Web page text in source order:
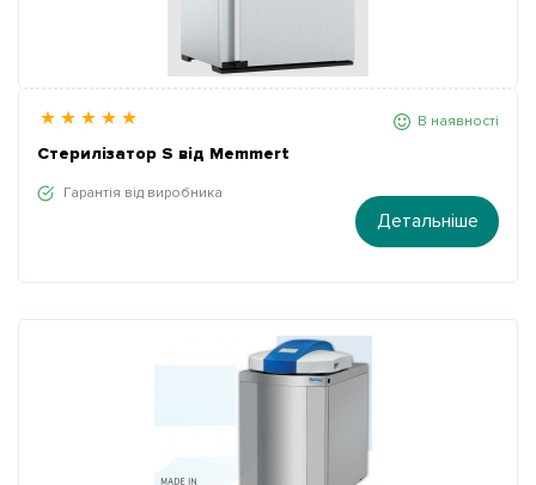
В наявності
Стерилізатор S від Memmert
Гарантія від виробника
Детальніше